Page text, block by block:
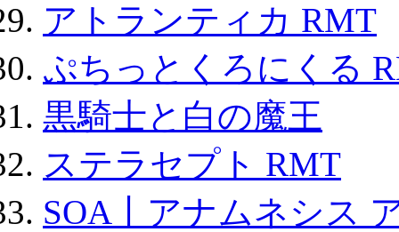
アトランティカ RMT
ぷちっとくろにくる
黒騎士と白の魔王
ステラセプト RMT
SOA丨アナムネシス